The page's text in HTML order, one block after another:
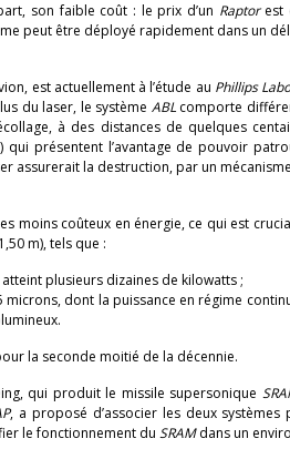
son faible coût : le prix d’un Raptorest
peut être déployé rapidement dans un
est actuellement à l’étude au Phillips
du laser, le système ABLcomporte
à des distances de quelques
qui présentent l’avantage de pouvoir
assurerait la destruction, par un
moins coûteux en énergie, ce qui est
m), tels que :
plusieurs dizaines de kilowatts ;
dont la puissance en régime
la seconde moitié de la décennie.
qui produit le missile supersonique
, a proposé d’associer les deux
le fonctionnement du SRAMdans un